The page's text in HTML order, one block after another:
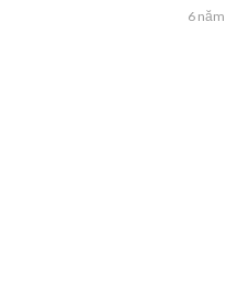
6